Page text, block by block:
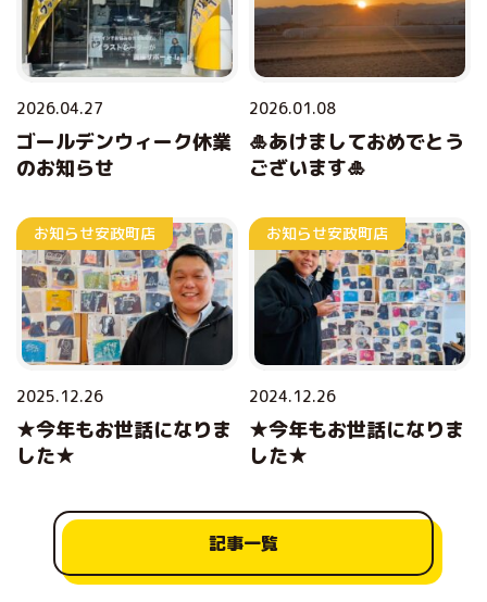
2026.04.27
ゴールデンウィーク休業
のお知らせ
2026.01.08
🎍あけましておめでとう
ございます🎍
お知らせ安政町店
2025.12.26
★今年もお世話になりま
した★
お知らせ安政町店
2024.12.26
★今年もお世話になりま
した★
記事一覧